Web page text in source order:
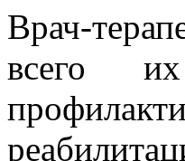
Врач-
всего